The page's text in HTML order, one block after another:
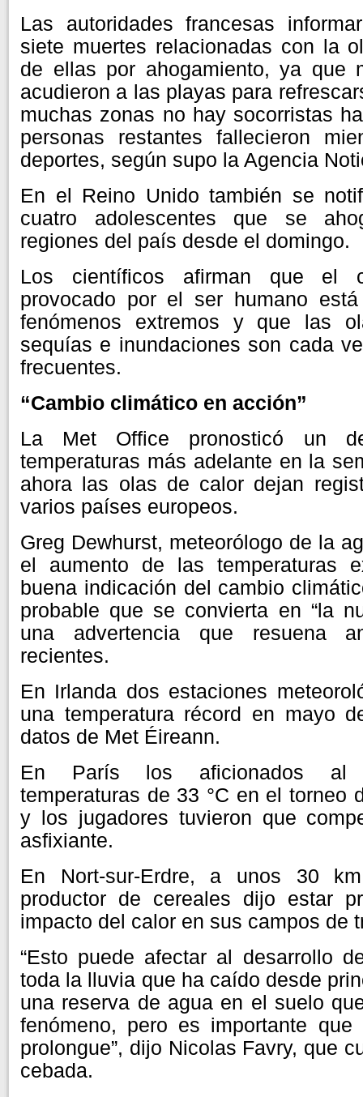
Las autoridades francesas
siete muertes relacionadas con la
de ellas por ahogamiento, ya que
acudieron a las playas para
muchas zonas no hay socorristas
personas restantes fallecieron
deportes, según supo la Agencia
En el Reino Unido también se
cuatro adolescentes que se
regiones del país desde el domingo.
Los científicos afirman que el
provocado por el ser humano
fenómenos extremos y que las
sequías e inundaciones son cada
frecuentes.
“Cambio climático en acción”
La Met Office pronosticó un
temperaturas más adelante en la
ahora las olas de calor dejan
varios países europeos.
Greg Dewhurst, meteorólogo de la
el aumento de las temperaturas
buena indicación del cambio
probable que se convierta en “la
una advertencia que resuena
recientes.
En Irlanda dos estaciones
una temperatura récord en mayo
datos de Met Éireann.
En París los aficionados al
temperaturas de 33 °C en el torneo
y los jugadores tuvieron que
asfixiante.
En Nort-sur-Erdre, a unos 30
productor de cereales dijo estar
impacto del calor en sus campos de
“Esto puede afectar al desarrollo
toda la lluvia que ha caído desde
una reserva de agua en el suelo
fenómeno, pero es importante
prolongue”, dijo Nicolas Favry, que
cebada.